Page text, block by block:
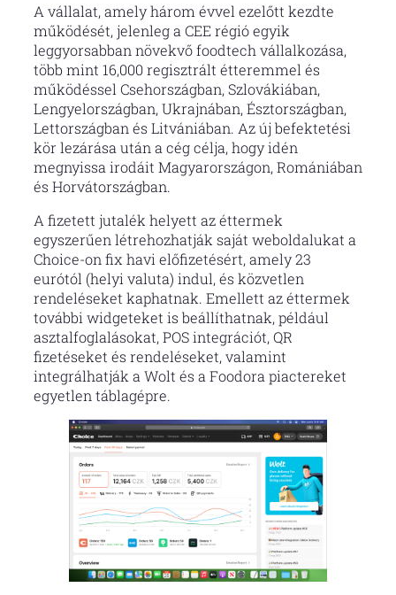
A vállalat, amely három évvel ezelőtt kezdte
működését, jelenleg a CEE régió egyik
leggyorsabban növekvő foodtech vállalkozása,
több mint 16,000 regisztrált étteremmel és
működéssel Csehországban, Szlovákiában,
Lengyelországban, Ukrajnában, Észtországban,
Lettországban és Litvániában. Az új befektetési
kör lezárása után a cég célja, hogy idén
megnyissa irodáit Magyarországon, Romániában
és Horvátországban.
A fizetett jutalék helyett az éttermek
egyszerűen létrehozhatják saját weboldalukat a
Choice-on fix havi előfizetésért, amely 23
eurótól (helyi valuta) indul, és közvetlen
rendeléseket kaphatnak. Emellett az éttermek
további widgeteket is beállíthatnak, például
asztalfoglalásokat, POS integrációt, QR
fizetéseket és rendeléseket, valamint
integrálhatják a Wolt és a Foodora piactereket
egyetlen táblagépre.